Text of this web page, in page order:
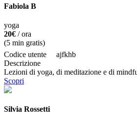
Fabiola B
yoga
20€ / ora
(5 min gratis)
Codice utente
ajfkhb
Descrizione
Lezioni di yoga, di meditazione e di
Scopri
Silvia Rossetti